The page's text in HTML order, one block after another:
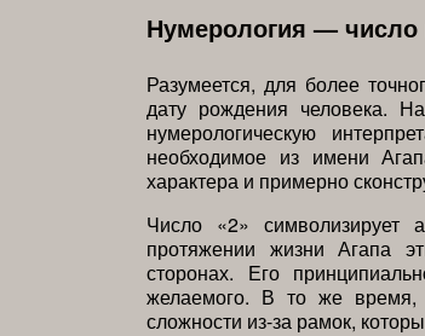
Нумерология — число
Разумеется, для более
дату рождения человека.
нумерологическую
необходимое из имени
характера и примерно
Число «2» символизирует
протяжении жизни Агапа
сторонах. Его
желаемого. В то же время,
сложности из-за рамок,